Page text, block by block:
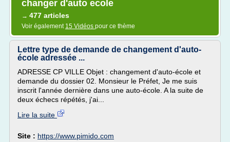
changer d'auto ecole
→ 477 articles
Voir également 15 Vidéos pour ce thème
Lettre type de demande de changement d'auto-
école adressée ...
ADRESSE CP VILLE Objet : changement d'auto-école et
demande du dossier 02. Monsieur le Préfet, Je me suis
inscrit l'année dernière dans une auto-école. A la suite de
deux échecs répétés, j'ai...
Lire la suite
Site : https://www.pimido.com